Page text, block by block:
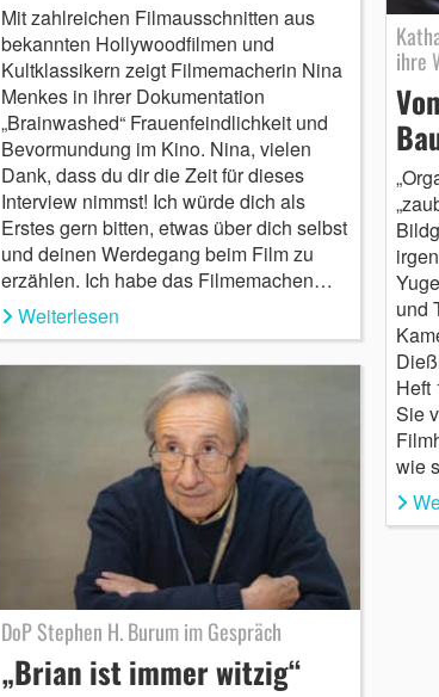
Mit zahlreichen Filmausschnitten aus
bekannten Hollywoodfilmen und
Kultklassikern zeigt Filmemacherin Nina
Menkes in ihrer Dokumentation
„Brainwashed“ Frauenfeindlichkeit und
Bevormundung im Kino. Nina, vielen
Dank, dass du dir die Zeit für dieses
Interview nimmst! Ich würde dich als
Erstes gern bitten, etwas über dich selbst
und deinen Werdegang beim Film zu
erzählen. Ich habe das Filmemachen…
Weiterlesen
DoP Stephen H. Burum im Gespräch
„Brian ist immer witzig“
ihre
und
Heft
Sie
wie